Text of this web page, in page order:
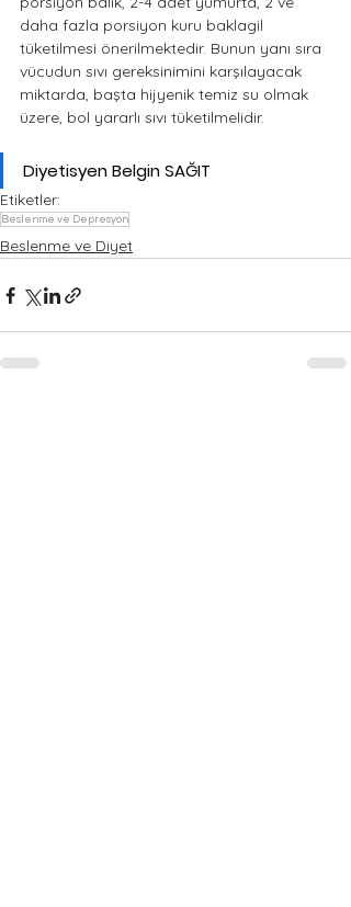
daha fazla porsiyon kuru baklagil
tüketilmesi önerilmektedir. Bunun yanı sıra
vücudun sıvı gereksinimini karşılayacak
miktarda, başta hijyenik temiz su olmak
üzere, bol yararlı sıvı tüketilmelidir.
Diyetisyen Belgin SAĞIT
Etiketler:
Beslenme ve Depresyon
Beslenme ve Diyet